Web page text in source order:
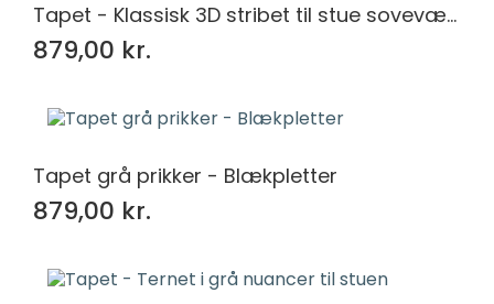
Tapet - Klassisk 3D stribet til stue soveværelse
879,00 kr.
Tapet grå prikker - Blækpletter
879,00 kr.